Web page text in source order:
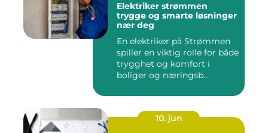
Elektriker strømmen
trygge og smarte løsninger
nær deg
En elektriker på Strømmen
spiller en viktig rolle for både
trygghet og komfort i
boliger og næringsb...
10. jun